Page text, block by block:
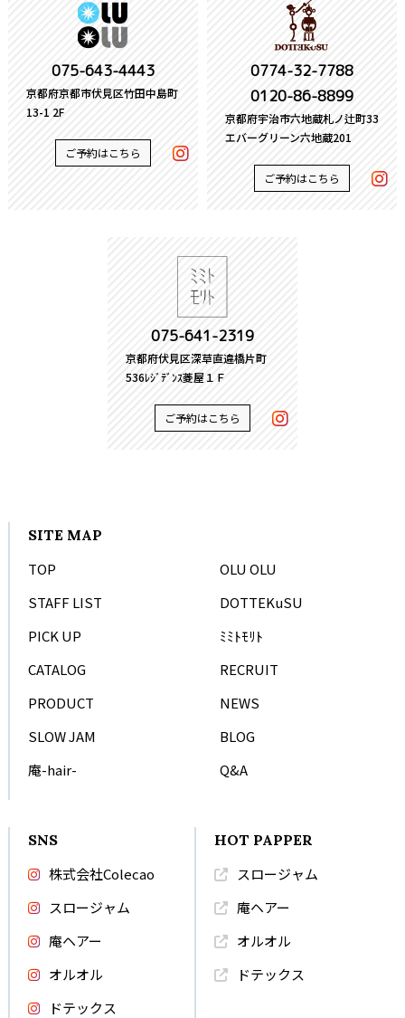
075-643-4443
京都府京都市伏見区竹田中島町
13-1 2F
ご予約はこちら
0774-32-7788
0120-86-8899
京都府宇治市六地蔵札ノ辻町33
エバーグリーン六地蔵201
ご予約はこちら
075-641-2319
京都府伏見区深草直違橋片町
536ﾚｼﾞﾃﾞﾝｽ菱屋１Ｆ
ご予約はこちら
SITE MAP
TOP
STAFF LIST
PICK UP
CATALOG
PRODUCT
SLOW JAM
庵-hair-
OLU OLU
DOTTEKuSU
ﾐﾐﾄﾓﾘﾄ
RECRUIT
NEWS
BLOG
Q&A
SNS
株式会社Colecao
スロージャム
庵ヘアー
オルオル
ドテックス
HOT PAPPER
スロージャム
庵ヘアー
オルオル
ドテックス